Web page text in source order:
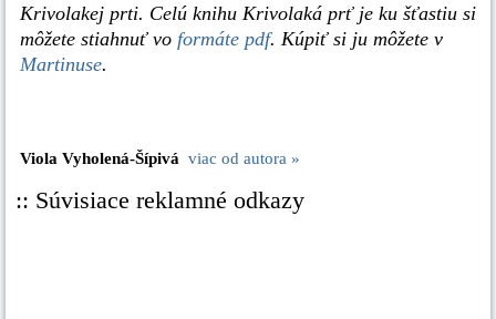
Krivolakej prti. Celú knihu Krivolaká prť je ku šťastiu si
môžete stiahnuť vo formáte pdf. Kúpiť si ju môžete v
Martinuse.
Viola Vyholená-Šípivá viac od autora »
:: Súvisiace reklamné odkazy